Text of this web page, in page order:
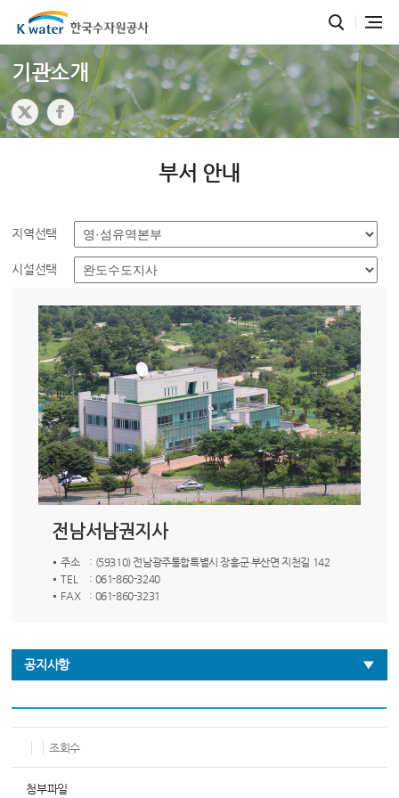
기관소개
부서 안내
지역선택
시설선택
전남서남권지사
주소
: (59310) 전남광주통합특별시 장흥군 부산면 지천길 142
TEL
: 061-860-3240
FAX
: 061-860-3231
공지사항
조회수
첨부파일